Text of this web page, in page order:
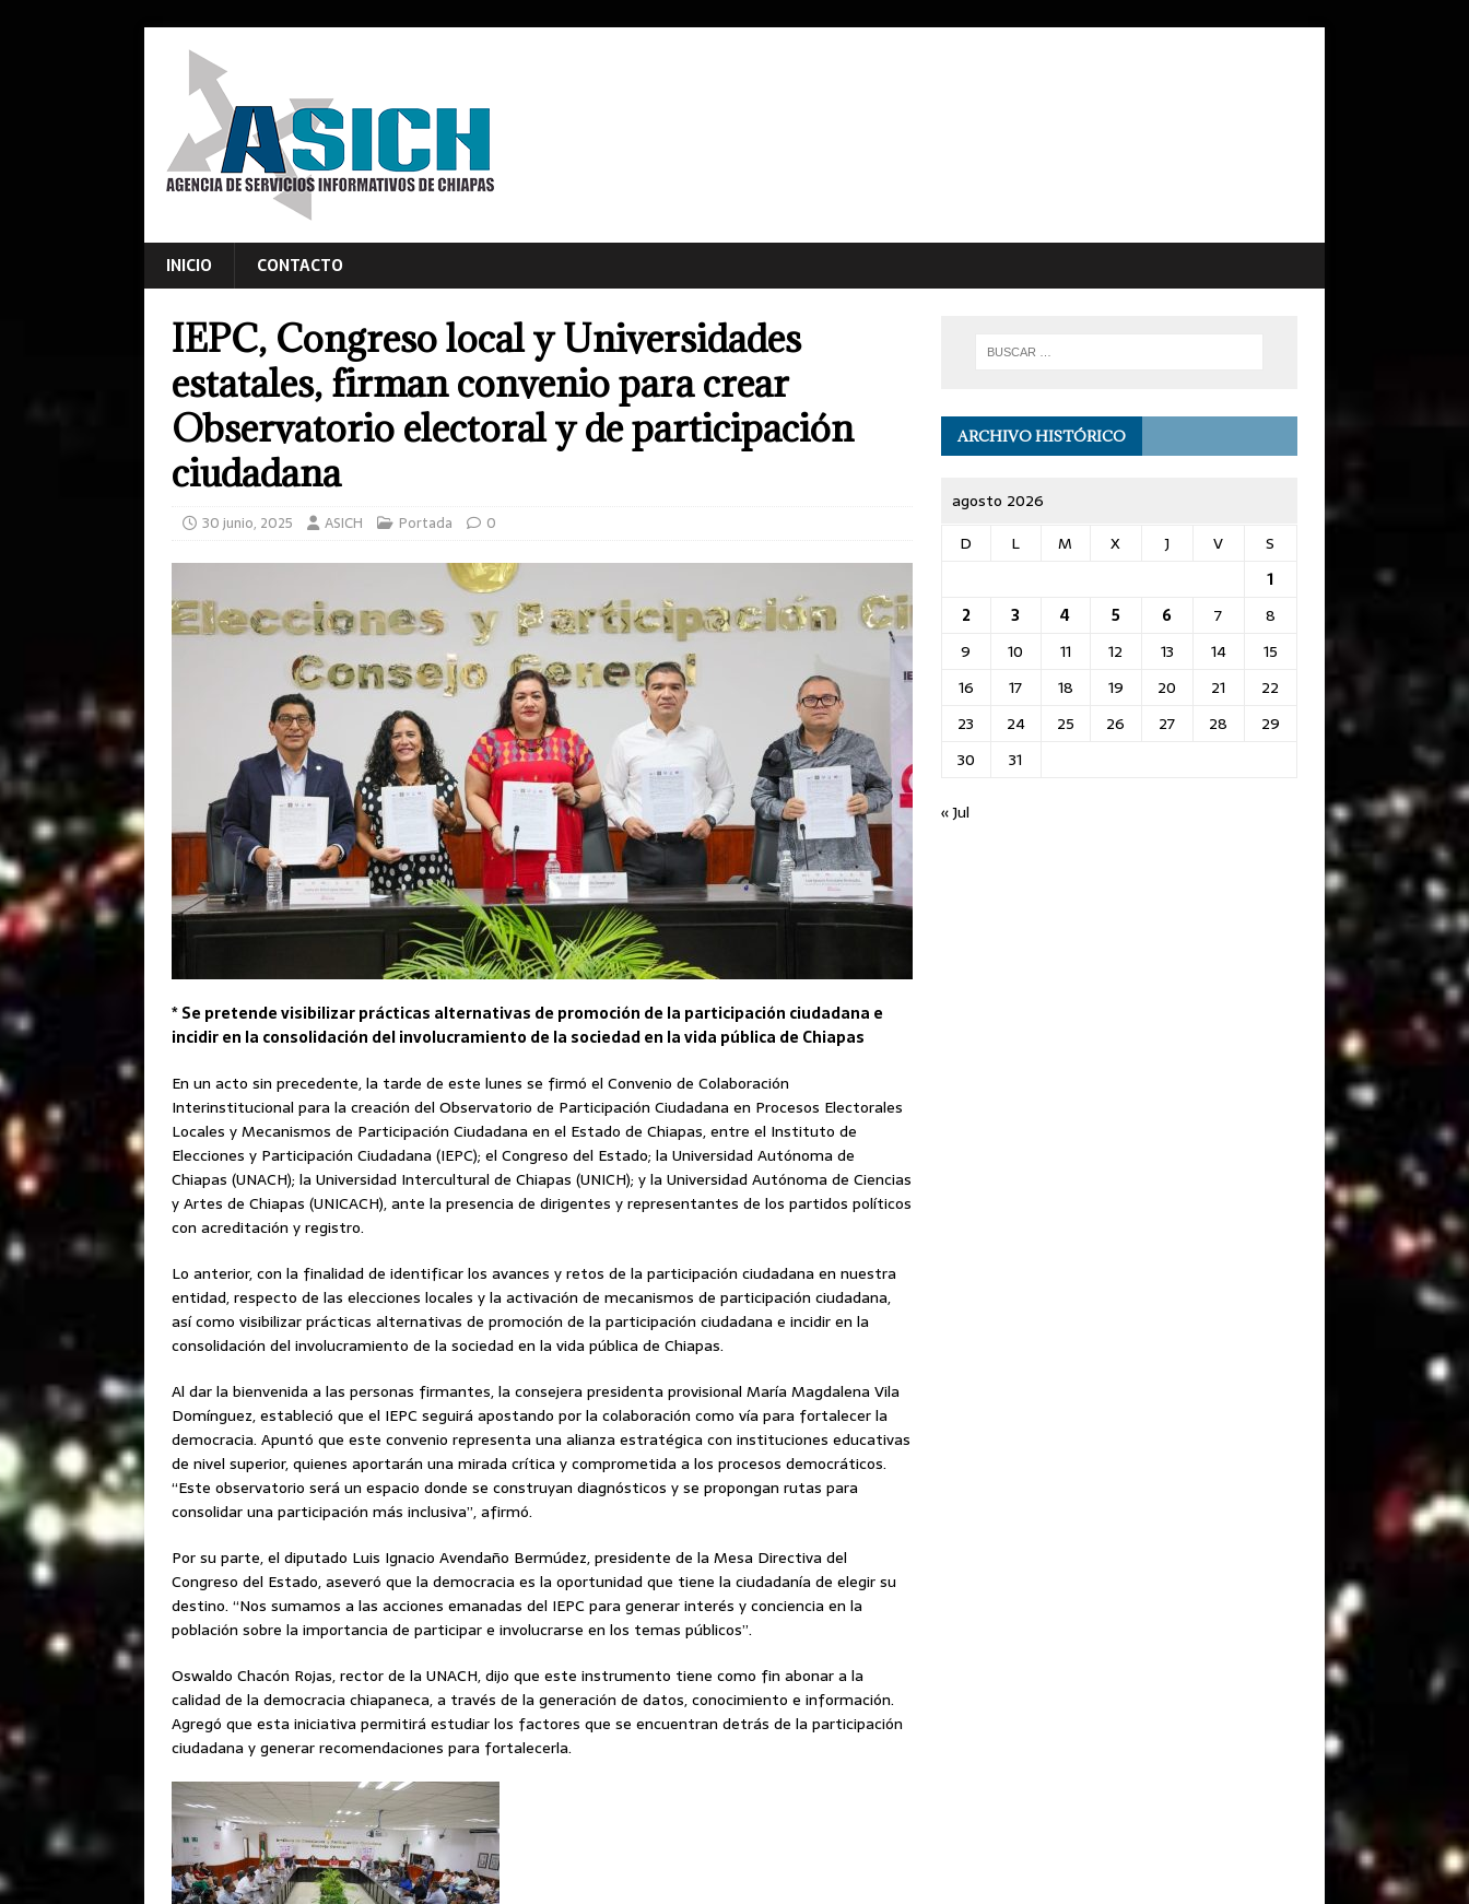
INICIO CONTACTO
IEPC, Congreso local y Universidades
estatales, firman convenio para crear
Observatorio electoral y de participación
ciudadana
30 junio, 2025 ASICH Portada 0
* Se pretende visibilizar prácticas alternativas de promoción de la participación ciudadana e
incidir en la consolidación del involucramiento de la sociedad en la vida pública de Chiapas
En un acto sin precedente, la tarde de este lunes se firmó el Convenio de Colaboración
Interinstitucional para la creación del Observatorio de Participación Ciudadana en Procesos Electorales
Locales y Mecanismos de Participación Ciudadana en el Estado de Chiapas, entre el Instituto de
Elecciones y Participación Ciudadana (IEPC); el Congreso del Estado; la Universidad Autónoma de
Chiapas (UNACH); la Universidad Intercultural de Chiapas (UNICH); y la Universidad Autónoma de Ciencias
y Artes de Chiapas (UNICACH), ante la presencia de dirigentes y representantes de los partidos políticos
con acreditación y registro.
Lo anterior, con la finalidad de identificar los avances y retos de la participación ciudadana en nuestra
entidad, respecto de las elecciones locales y la activación de mecanismos de participación ciudadana,
así como visibilizar prácticas alternativas de promoción de la participación ciudadana e incidir en la
consolidación del involucramiento de la sociedad en la vida pública de Chiapas.
Al dar la bienvenida a las personas firmantes, la consejera presidenta provisional María Magdalena Vila
Domínguez, estableció que el IEPC seguirá apostando por la colaboración como vía para fortalecer la
democracia. Apuntó que este convenio representa una alianza estratégica con instituciones educativas
de nivel superior, quienes aportarán una mirada crítica y comprometida a los procesos democráticos.
“Este observatorio será un espacio donde se construyan diagnósticos y se propongan rutas para
consolidar una participación más inclusiva”, afirmó.
Por su parte, el diputado Luis Ignacio Avendaño Bermúdez, presidente de la Mesa Directiva del
Congreso del Estado, aseveró que la democracia es la oportunidad que tiene la ciudadanía de elegir su
destino. “Nos sumamos a las acciones emanadas del IEPC para generar interés y conciencia en la
población sobre la importancia de participar e involucrarse en los temas públicos”.
Oswaldo Chacón Rojas, rector de la UNACH, dijo que este instrumento tiene como fin abonar a la
calidad de la democracia chiapaneca, a través de la generación de datos, conocimiento e información.
Agregó que esta iniciativa permitirá estudiar los factores que se encuentran detrás de la participación
ciudadana y generar recomendaciones para fortalecerla.
ARCHIVO HISTÓRICO
agosto 2026
D
L M X J V
S
1
2
3 4 5 6 7
8
9
10 11 12 13 14
15
16
17 18 19 20 21
22
23
24 25 26 27 28
29
30
31
« Jul